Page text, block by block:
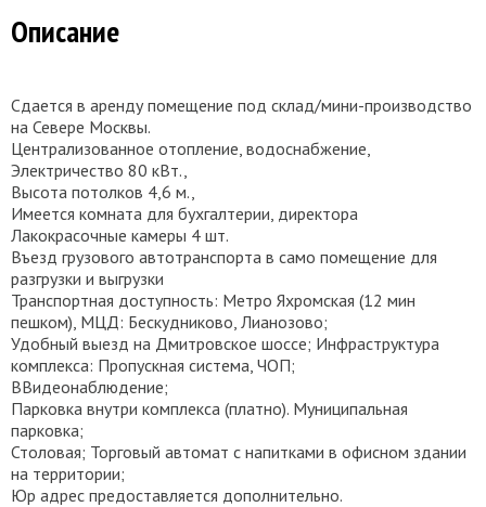
Описание
Сдается в аренду помeщение под склад/мини-производство
на Севере Москвы.
Централизованное отопление, водоснабжение,
Электричество 80 кВт.,
Высота потолков 4,6 м.,
Имеется комната для бухгалтерии, директора
Лакокрасочные камеры 4 шт.
Въезд грузового автотранспорта в само помещение для
разгрузки и выгрузки
Транспортная доступность: Метро Яхромская (12 мин
пeшкoм), МЦД: Бecкудникoво, Лиaнозoвo;
Удобный выезд на Дмитровское шоссе; Инфраструктура
комплекса: Пропускная система, ЧОП;
ВВидеонаблюдение;
Парковка внутри комплекса (платно). Муниципальная
парковка;
Столовая; Торговый автомат с напитками в офисном здании
на территории;
Юр адрес предоставляется дополнительно.